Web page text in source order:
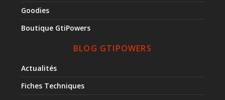
Goodies
Boutique GtiPowers
BLOG GTIPOWERS
Actualités
Fiches Techniques